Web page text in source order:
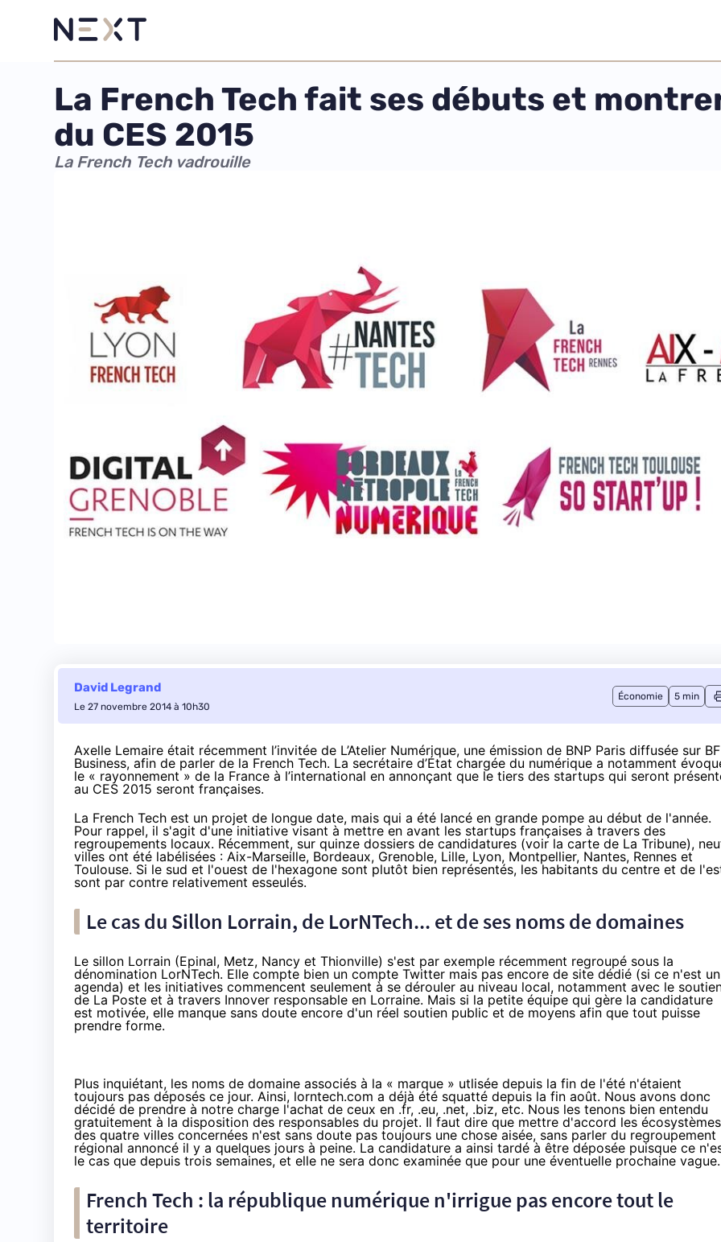
La French Tech fait ses débuts et
du CES 2015
La French Tech vadrouille
David Legrand
Le 27 novembre 2014 à 10h30
Économie 5 min
Axelle Lemaire était récemment l’invitée de L’Atelier Numérique, une émission de BNP Paris diffusée sur
Business, afin de parler de la French Tech. La secrétaire d’État chargée du numérique a notamment
le « rayonnement » de la France à l’international en annonçant que le tiers des startups qui seront
au CES 2015 seront françaises.
La French Tech est un projet de longue date, mais qui a été lancé en grande pompe au début de l'année.
Pour rappel, il s'agit d'une initiative visant à mettre en avant les startups françaises à travers des
regroupements locaux. Récemment, sur quinze dossiers de candidatures (voir la carte de La Tribune),
villes ont été labélisées : Aix-Marseille, Bordeaux, Grenoble, Lille, Lyon, Montpellier, Nantes, Rennes et
Toulouse. Si le sud et l'ouest de l'hexagone sont plutôt bien représentés, les habitants du centre et de
sont par contre relativement esseulés.
Le cas du Sillon Lorrain, de LorNTech... et de ses noms de domaines
Le sillon Lorrain (Epinal, Metz, Nancy et Thionville) s'est par exemple récemment regroupé sous la
dénomination LorNTech. Elle compte bien un compte Twitter mais pas encore de site dédié (si ce n'est un
agenda) et les initiatives commencent seulement à se dérouler au niveau local, notamment avec le
de La Poste et à travers Innover responsable en Lorraine. Mais si la petite équipe qui gère la candidature
est motivée, elle manque sans doute encore d'un réel soutien public et de moyens afin que tout puisse
prendre forme.
Plus inquiétant, les noms de domaine associés à la « marque » utlisée depuis la fin de l'été n'étaient
toujours pas déposés ce jour. Ainsi, lorntech.com a déjà été squatté depuis la fin août. Nous avons donc
décidé de prendre à notre charge l'achat de ceux en .fr, .eu, .net, .biz, etc. Nous les tenons bien entendu
gratuitement à la disposition des responsables du projet. Il faut dire que mettre d'accord les écosystèmes
des quatre villes concernées n'est sans doute pas toujours une chose aisée, sans parler du regroupement
régional annoncé il y a quelques jours à peine. La candidature a ainsi tardé à être déposée puisque ce
le cas que depuis trois semaines, et elle ne sera donc examinée que pour une éventuelle prochaine vague.
French Tech : la république numérique n'irrigue pas encore tout le
territoire